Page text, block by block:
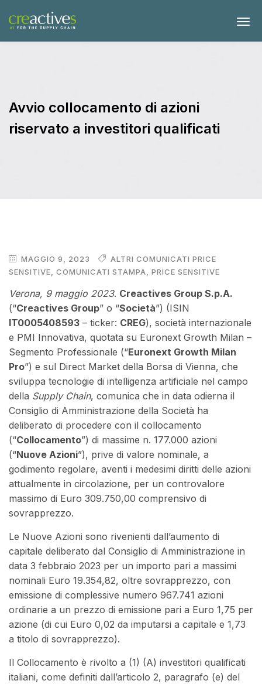
Avvio collocamento di azioni
riservato a investitori qualificati
MAGGIO 9, 2023
ALTRI COMUNICATI PRICE
SENSITIVE, COMUNICATI STAMPA, PRICE SENSITIVE
Verona, 9 maggio 2023. Creactives Group S.p.A.
(“Creactives Group” o “Società”) (ISIN
IT0005408593 – ticker: CREG), società internazionale
e PMI Innovativa, quotata su Euronext Growth Milan –
Segmento Professionale (“Euronext Growth Milan
Pro”) e sul Direct Market della Borsa di Vienna, che
sviluppa tecnologie di intelligenza artificiale nel campo
della Supply Chain, comunica che in data odierna il
Consiglio di Amministrazione della Società ha
deliberato di procedere con il collocamento
(“Collocamento”) di massime n. 177.000 azioni
(“Nuove Azioni”), prive di valore nominale, a
godimento regolare, aventi i medesimi diritti delle azioni
attualmente in circolazione, per un controvalore
massimo di Euro 309.750,00 comprensivo di
sovrapprezzo.
Le Nuove Azioni sono rivenienti dall’aumento di
capitale deliberato dal Consiglio di Amministrazione in
data 3 febbraio 2023 per un importo pari a massimi
nominali Euro 19.354,82, oltre sovrapprezzo, con
emissione di complessive numero 967.741 azioni
ordinarie a un prezzo di emissione pari a Euro 1,75 per
azione (di cui Euro 0,02 da imputarsi a capitale e 1,73
a titolo di sovrapprezzo).
Il Collocamento è rivolto a (1) (A) investitori qualificati
italiani, come definiti dall’articolo 2, paragrafo (e) del